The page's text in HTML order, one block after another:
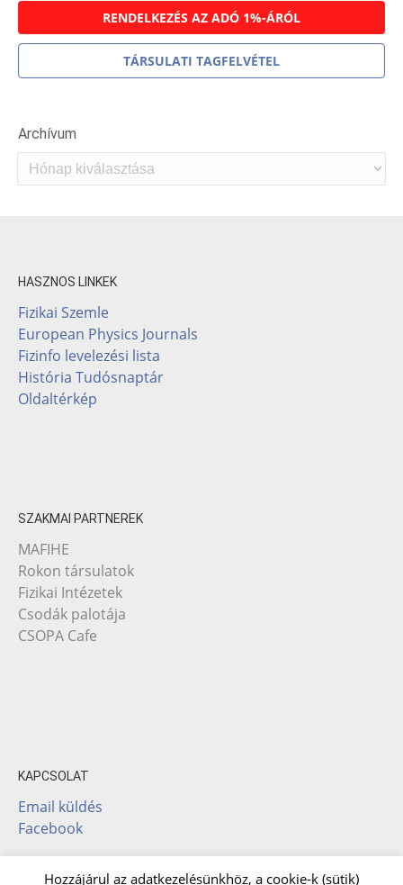
RENDELKEZÉS AZ ADÓ 1%-ÁRÓL
TÁRSULATI TAGFELVÉTEL
Archívum
Archívum
HASZNOS LINKEK
Fizikai Szemle
European Physics Journals
Fizinfo levelezési lista
História Tudósnaptár
Oldaltérkép
SZAKMAI PARTNEREK
MAFIHE
Rokon társulatok
Fizikai Intézetek
Csodák palotája
CSOPA Cafe
KAPCSOLAT
Email küldés
Facebook
Hozzájárul az adatkezelésünkhöz, a cookie-k (sütik)